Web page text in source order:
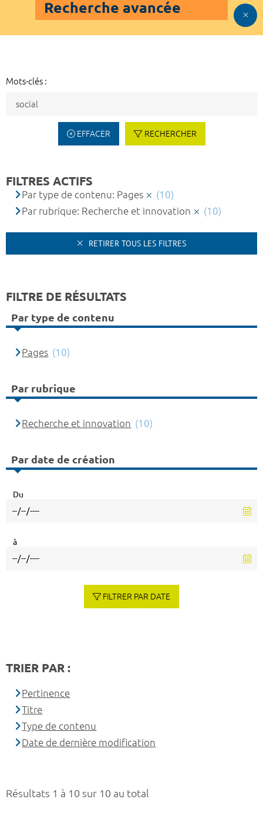
Recherche avancée
Mots-clés :
EFFACER RECHERCHER
Résultats 1 à 10 sur 10 au total
FILTRES ACTIFS
Par type de contenu: Pages
(10)
Par rubrique: Recherche et innovation
(10)
RETIRER TOUS LES FILTRES
FILTRE DE RÉSULTATS
Par type de contenu
Pages (10)
Par rubrique
Recherche et innovation (10)
Par date de création
Du
à
FILTRER PAR DATE
TRIER PAR :
Pertinence
Titre
Type de contenu
Date de dernière modification